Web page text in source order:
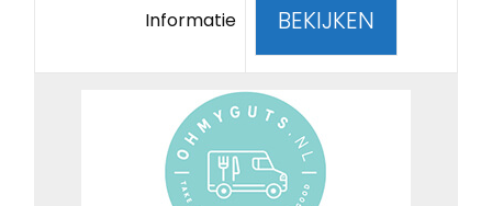
Informatie BEKIJKEN